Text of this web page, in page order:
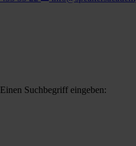
Einen Suchbegriff eingeben: